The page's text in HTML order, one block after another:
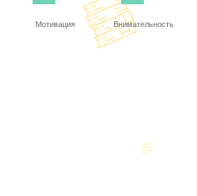
Мотивация Внимательность